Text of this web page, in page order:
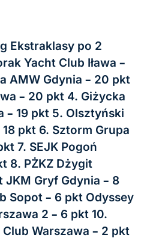
Ekstraklasy po 2
Yacht Club Iława –
AMW Gdynia – 20 pkt
– 20 pkt 4. Giżycka
– 19 pkt 5. Olsztyński
pkt 6. Sztorm Grupa
7. SEJK Pogoń
8. PŻKZ Dżygit
JKM Gryf Gdynia – 8
Sopot – 6 pkt Odyssey
2 – 6 pkt 10.
Warszawa – 2 pkt